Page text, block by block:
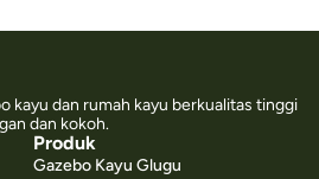
kayu dan rumah kayu berkualitas tinggi
dan kokoh.
Produk
Gazebo Kayu Glugu